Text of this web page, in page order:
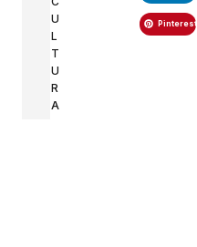
U
L
T
U
R
A
Pinterest